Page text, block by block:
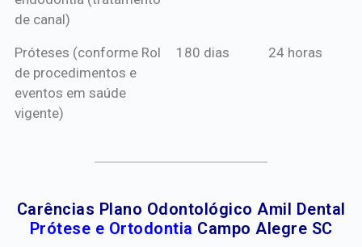
de canal)
Próteses (conforme Rol
de procedimentos e
eventos em saúde
vigente)
180 dias 24 horas
Carências Plano Odontológico Amil Dental
Prótese e Ortodontia Campo Alegre SC